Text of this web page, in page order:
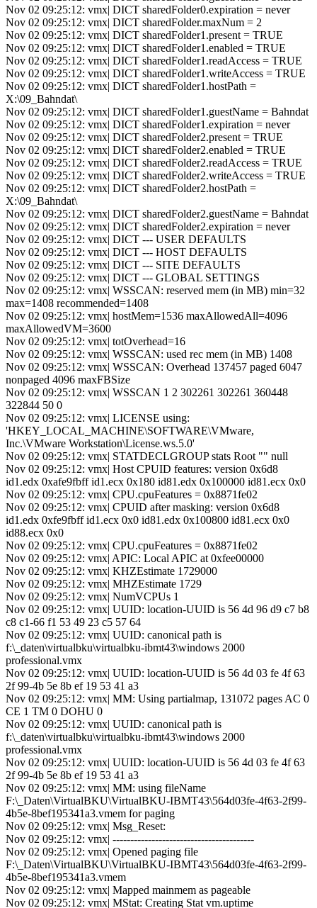
Nov 02 09:25:12: vmx| DICT sharedFolder0.expiration = never
Nov 02 09:25:12: vmx| DICT sharedFolder.maxNum = 2
Nov 02 09:25:12: vmx| DICT sharedFolder1.present = TRUE
Nov 02 09:25:12: vmx| DICT sharedFolder1.enabled = TRUE
Nov 02 09:25:12: vmx| DICT sharedFolder1.readAccess = TRUE
Nov 02 09:25:12: vmx| DICT sharedFolder1.writeAccess = TRUE
Nov 02 09:25:12: vmx| DICT sharedFolder1.hostPath =
X:\09_Bahndat\
Nov 02 09:25:12: vmx| DICT sharedFolder1.guestName = Bahndat
Nov 02 09:25:12: vmx| DICT sharedFolder1.expiration = never
Nov 02 09:25:12: vmx| DICT sharedFolder2.present = TRUE
Nov 02 09:25:12: vmx| DICT sharedFolder2.enabled = TRUE
Nov 02 09:25:12: vmx| DICT sharedFolder2.readAccess = TRUE
Nov 02 09:25:12: vmx| DICT sharedFolder2.writeAccess = TRUE
Nov 02 09:25:12: vmx| DICT sharedFolder2.hostPath =
X:\09_Bahndat\
Nov 02 09:25:12: vmx| DICT sharedFolder2.guestName = Bahndat
Nov 02 09:25:12: vmx| DICT sharedFolder2.expiration = never
Nov 02 09:25:12: vmx| DICT --- USER DEFAULTS
Nov 02 09:25:12: vmx| DICT --- HOST DEFAULTS
Nov 02 09:25:12: vmx| DICT --- SITE DEFAULTS
Nov 02 09:25:12: vmx| DICT --- GLOBAL SETTINGS
Nov 02 09:25:12: vmx| WSSCAN: reserved mem (in MB) min=32
max=1408 recommended=1408
Nov 02 09:25:12: vmx| hostMem=1536 maxAllowedAll=4096
maxAllowedVM=3600
Nov 02 09:25:12: vmx| totOverhead=16
Nov 02 09:25:12: vmx| WSSCAN: used rec mem (in MB) 1408
Nov 02 09:25:12: vmx| WSSCAN: Overhead 137457 paged 6047
nonpaged 4096 maxFBSize
Nov 02 09:25:12: vmx| WSSCAN 1 2 302261 302261 360448
322844 50 0
Nov 02 09:25:12: vmx| LICENSE using:
'HKEY_LOCAL_MACHINE\SOFTWARE\VMware,
Inc.\VMware Workstation\License.ws.5.0'
Nov 02 09:25:12: vmx| STATDECLGROUP stats Root "" null
Nov 02 09:25:12: vmx| Host CPUID features: version 0x6d8
id1.edx 0xafe9fbff id1.ecx 0x180 id81.edx 0x100000 id81.ecx 0x0
Nov 02 09:25:12: vmx| CPU.cpuFeatures = 0x8871fe02
Nov 02 09:25:12: vmx| CPUID after masking: version 0x6d8
id1.edx 0xfe9fbff id1.ecx 0x0 id81.edx 0x100800 id81.ecx 0x0
id88.ecx 0x0
Nov 02 09:25:12: vmx| CPU.cpuFeatures = 0x8871fe02
Nov 02 09:25:12: vmx| APIC: Local APIC at 0xfee00000
Nov 02 09:25:12: vmx| KHZEstimate 1729000
Nov 02 09:25:12: vmx| MHZEstimate 1729
Nov 02 09:25:12: vmx| NumVCPUs 1
Nov 02 09:25:12: vmx| UUID: location-UUID is 56 4d 96 d9 c7 b8
c8 c1-66 f1 53 49 23 c5 57 64
Nov 02 09:25:12: vmx| UUID: canonical path is
f:\_daten\virtualbku\virtualbku-ibmt43\windows 2000
professional.vmx
Nov 02 09:25:12: vmx| UUID: location-UUID is 56 4d 03 fe 4f 63
2f 99-4b 5e 8b ef 19 53 41 a3
Nov 02 09:25:12: vmx| MM: Using partialmap, 131072 pages AC 0
CE 1 TM 0 DOHU 0
Nov 02 09:25:12: vmx| UUID: canonical path is
f:\_daten\virtualbku\virtualbku-ibmt43\windows 2000
professional.vmx
Nov 02 09:25:12: vmx| UUID: location-UUID is 56 4d 03 fe 4f 63
2f 99-4b 5e 8b ef 19 53 41 a3
Nov 02 09:25:12: vmx| MM: using fileName
F:\_Daten\VirtualBKU\VirtualBKU-IBMT43\564d03fe-4f63-2f99-
4b5e-8bef195341a3.vmem for paging
Nov 02 09:25:12: vmx| Msg_Reset:
Nov 02 09:25:12: vmx| ----------------------------------------
Nov 02 09:25:12: vmx| Opened paging file
F:\_Daten\VirtualBKU\VirtualBKU-IBMT43\564d03fe-4f63-2f99-
4b5e-8bef195341a3.vmem
Nov 02 09:25:12: vmx| Mapped mainmem as pageable
Nov 02 09:25:12: vmx| MStat: Creating Stat vm.uptime